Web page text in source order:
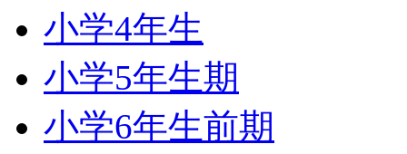
小学4年生
小学5年生期
小学6年生前期